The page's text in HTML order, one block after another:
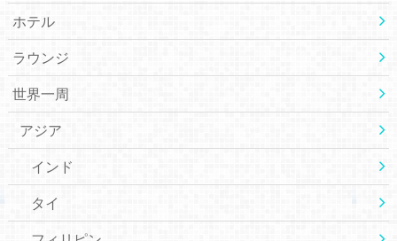
ホテル
ラウンジ
世界一周
アジア
インド
タイ